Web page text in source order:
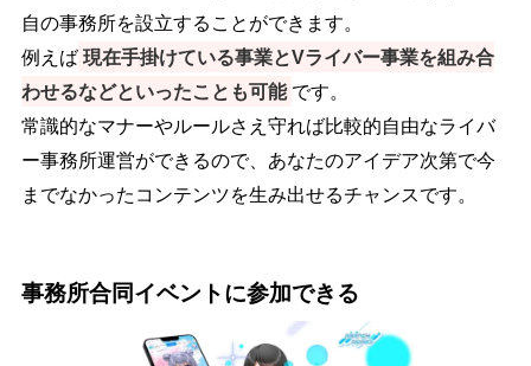
自の事務所を設立することができます。
例えば 現在手掛けている事業とVライバー事業を組み合
わせるなどといったことも可能 です。
常識的なマナーやルールさえ守れば比較的自由なライバ
ー事務所運営ができるので、あなたのアイデア次第で今
までなかったコンテンツを生み出せるチャンスです。
事務所合同イベントに参加できる